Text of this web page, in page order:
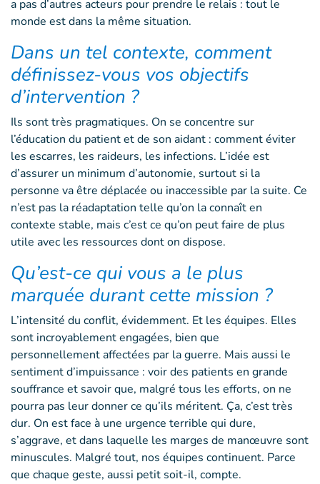
a pas d’autres acteurs pour prendre le relais : tout le
monde est dans la même situation.
Dans un tel contexte, comment
définissez-vous vos objectifs
d’intervention ?
Ils sont très pragmatiques. On se concentre sur
l’éducation du patient et de son aidant : comment éviter
les escarres, les raideurs, les infections. L’idée est
d’assurer un minimum d’autonomie, surtout si la
personne va être déplacée ou inaccessible par la suite. Ce
n’est pas la réadaptation telle qu’on la connaît en
contexte stable, mais c’est ce qu’on peut faire de plus
utile avec les ressources dont on dispose.
Qu’est-ce qui vous a le plus
marquée durant cette mission ?
L’intensité du conflit, évidemment. Et les équipes. Elles
sont incroyablement engagées, bien que
personnellement affectées par la guerre. Mais aussi le
sentiment d’impuissance : voir des patients en grande
souffrance et savoir que, malgré tous les efforts, on ne
pourra pas leur donner ce qu’ils méritent. Ça, c’est très
dur. On est face à une urgence terrible qui dure,
s’aggrave, et dans laquelle les marges de manœuvre sont
minuscules. Malgré tout, nos équipes continuent. Parce
que chaque geste, aussi petit soit-il, compte.